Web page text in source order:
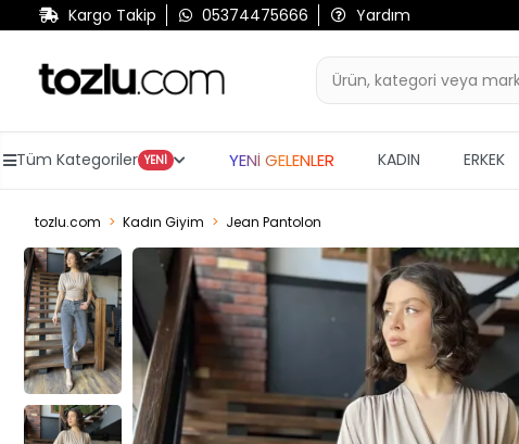
Kargo Takip 05374475666 Yardım
Tüm Kategoriler YENİ YENİ GELENLER KADIN ERKEK
tozlu.com Kadın Giyim Jean Pantolon